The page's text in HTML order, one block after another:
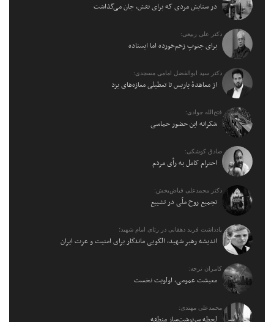
در ستایش مردی که برای نقش، جان می‌گذاشت
دکتر علی ربیعی:
برای جنوبِ زخم‌خورده اما ایستاده
دکتر سید ابوالفضل امامی مسجدی:
از معاهدهٔ پاریس تا تعطیلی مغازه‌های یزد
فتح‌الله جوادی:
شکرانه این حضور حماسی
صادق کوشکی:
احترام کامل به رأی مردم
دکتر محمدعلی فیاض‌بخش:
تجمیع روح ملّی در تشییع
یادداشت فرید دهقانی در رثای امام شهید؛
اندیشه رهبر شهید، الگویی ماندگار برای امنیت و عزت ایران
کامران نرجه:
معیشت عمومی، اولویت نخست
محمدعلی مهتدی:
لحظه سرنوشت‌ساز منطقه